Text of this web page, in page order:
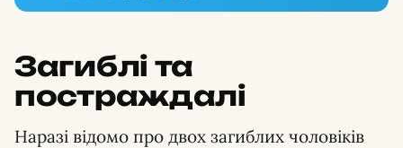
Загиблі та
постраждалі
Наразі відомо про двох загиблих чоловіків